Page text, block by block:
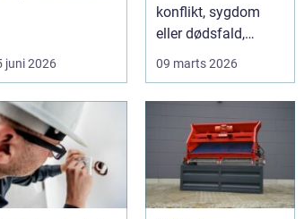
juni 2026
konflikt, sygdom
eller dødsfald,
09 marts 2026